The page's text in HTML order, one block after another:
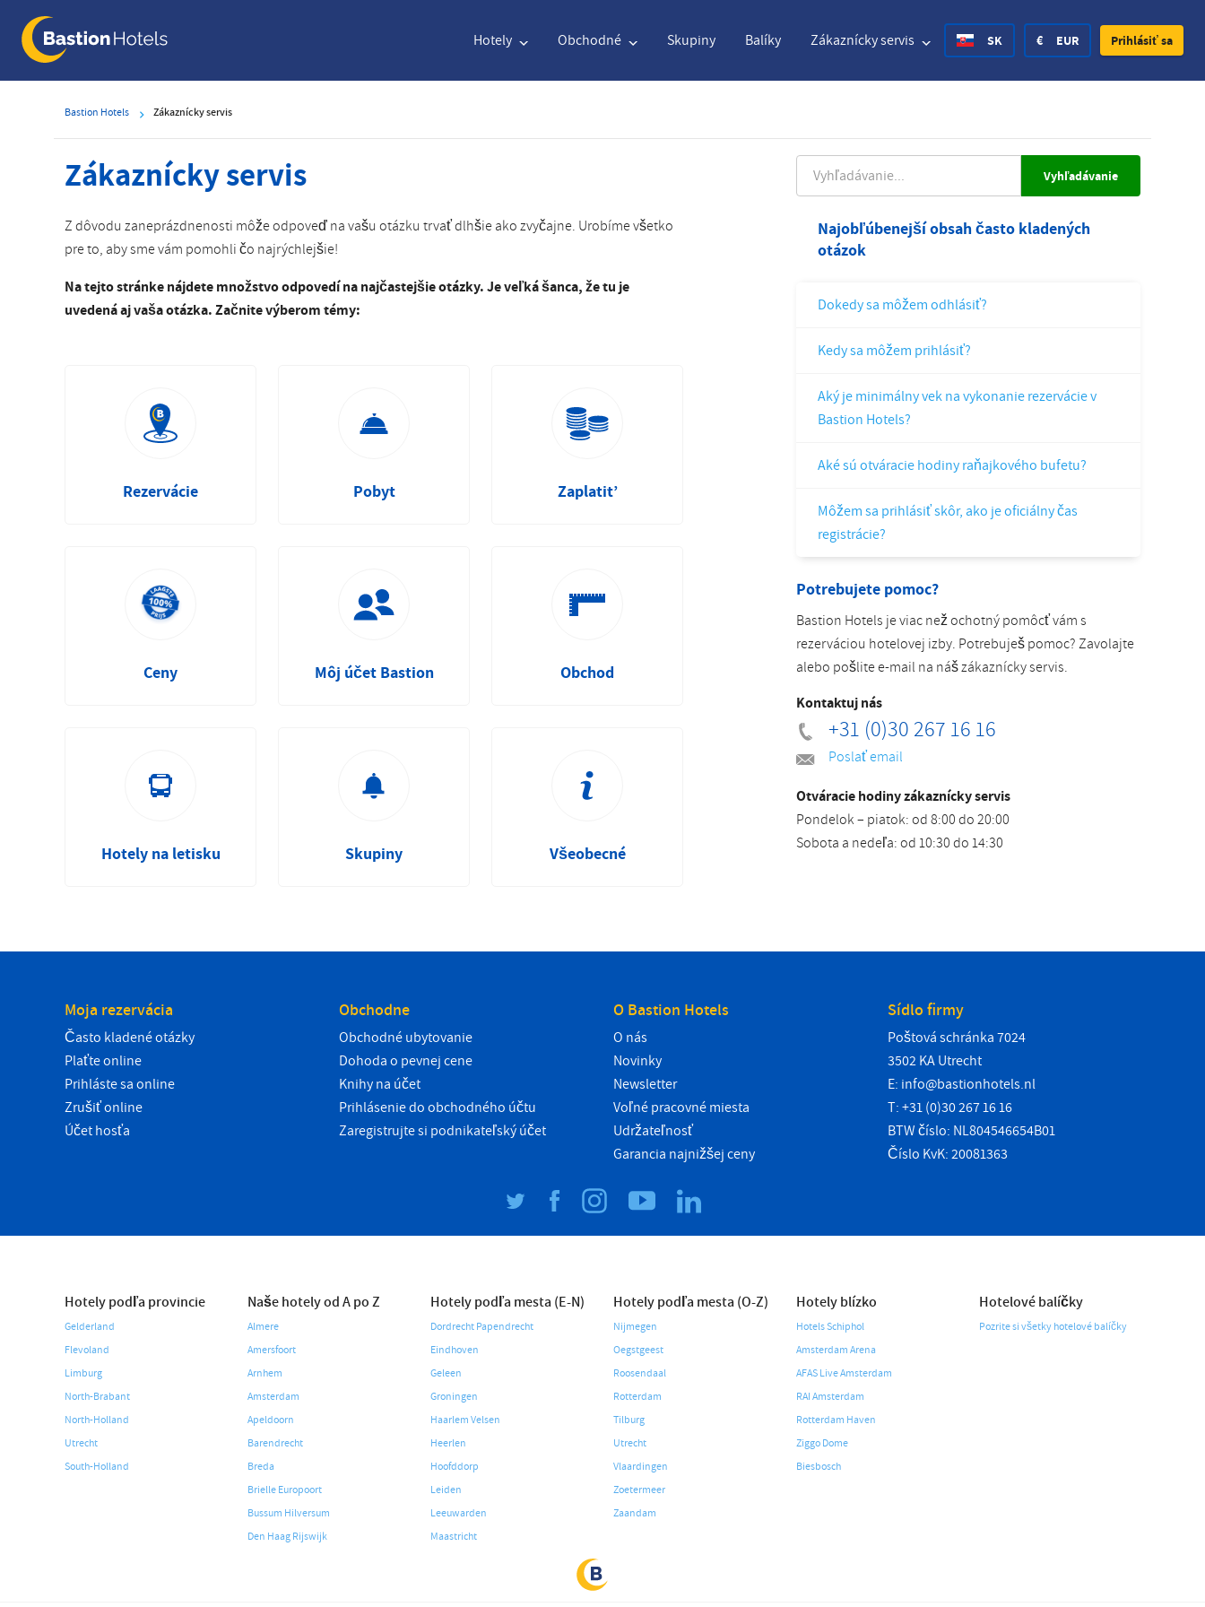
main
content
Hotely Obchodné Skupiny Balíky Zákaznícky servis SK
Polish Croatian
Slovak
€ EUR
€
Danish Krone
NZD New Zealand Dollar Norway Krone Poland Zloty
Prihlásiť sa
Bastion Hotels Zákaznícky servis
Zákaznícky servis
Z dôvodu zaneprázdnenosti môže odpoveď na vašu otázku trvať dlhšie ako zvyčajne. Urobíme všetko
pre to, aby sme vám pomohli čo najrýchlejšie!
Na tejto stránke nájdete množstvo odpovedí na najčastejšie otázky. Je veľká šanca, že tu je
uvedená aj vaša otázka. Začnite výberom témy:
Rezervácie Pobyt Zaplatit’
Ceny Môj účet Bastion Obchod
Hotely na letisku Skupiny Všeobecné
Najobľúbenejší obsah často kladených
otázok
Dokedy sa môžem odhlásiť?
Kedy sa môžem prihlásiť?
Aký je minimálny vek na vykonanie rezervácie v
Bastion Hotels?
Aké sú otváracie hodiny raňajkového bufetu?
Môžem sa prihlásiť skôr, ako je oficiálny čas
registrácie?
Potrebujete pomoc?
Bastion Hotels je viac než ochotný pomôcť vám s
rezerváciou hotelovej izby. Potrebuješ pomoc? Zavolajte
alebo pošlite e-mail na náš zákaznícky servis.
Kontaktuj nás
+31 (0)30 267 16 16
Poslať email
Otváracie hodiny zákaznícky servis
Pondelok – piatok: od 8:00 do 20:00
Sobota a nedeľa: od 10:30 do 14:30
Moja rezervácia
Často kladené otázky
Plaťte online
Prihláste sa online
Zrušiť online
Účet hosťa
Obchodne
Obchodné ubytovanie
Dohoda o pevnej cene
Knihy na účet
Prihlásenie do obchodného účtu
Zaregistrujte si podnikateľský účet
O Bastion Hotels
O nás
Novinky
Newsletter
Voľné pracovné miesta
Udržateľnosť
Garancia najnižšej ceny
Sídlo firmy
Poštová schránka 7024
3502 KA Utrecht
E: info@bastionhotels.nl
T: +31 (0)30 267 16 16
BTW číslo: NL804546654B01
Číslo KvK: 20081363
Hotely podľa provincie
Gelderland
Flevoland
Limburg
North-Brabant
North-Holland
Utrecht
South-Holland
Naše hotely od A po Z
Almere
Amersfoort
Arnhem
Amsterdam
Apeldoorn
Barendrecht
Breda
Brielle Europoort
Bussum Hilversum
Den Haag Rijswijk
Hotely podľa mesta (E-N)
Dordrecht Papendrecht
Eindhoven
Geleen
Groningen
Haarlem Velsen
Heerlen
Hoofddorp
Leiden
Leeuwarden
Maastricht
Hotely podľa mesta (O-Z)
Nijmegen
Oegstgeest
Roosendaal
Rotterdam
Tilburg
Utrecht
Vlaardingen
Zoetermeer
Zaandam
Hotely blízko
Hotels Schiphol
Amsterdam Arena
AFAS Live Amsterdam
RAI Amsterdam
Rotterdam Haven
Ziggo Dome
Biesbosch
Hotelové balíčky
Pozrite si všetky hotelové balíčky